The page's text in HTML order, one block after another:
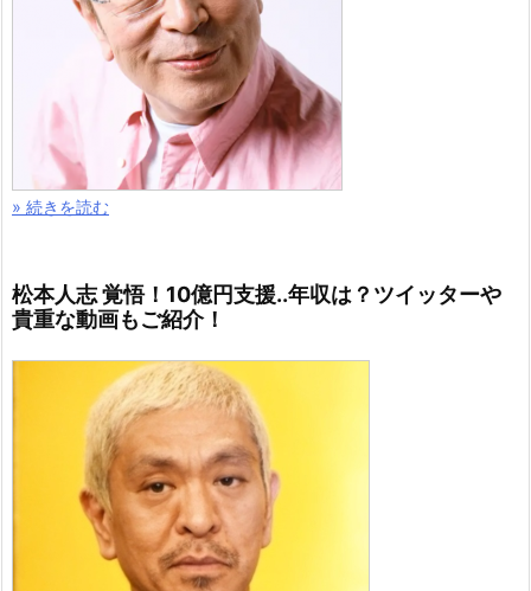
» 続きを読む
松本人志 覚悟！10億円支援..年収は？ツイッターや
貴重な動画もご紹介！